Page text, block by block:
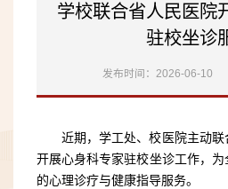
学校联合省人民医院
驻校坐诊
发布时间：2026-06-10
近期，学工处、校医院主动
开展心身科专家驻校坐诊工作，
的心理诊疗与健康指导服务。